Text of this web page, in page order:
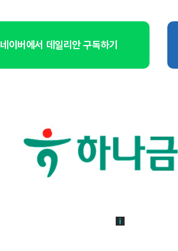
네이버에서 데일리안 구독하기